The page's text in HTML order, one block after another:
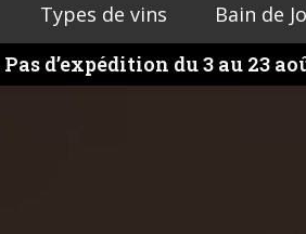
Types de vins Bain de
Pas d’expédition du 3 au 23